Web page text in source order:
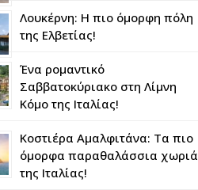
Λουκέρνη: Η πιο όμορφη πόλη
της Ελβετίας!
Ένα ρομαντικό
Σαββατοκύριακο στη Λίμνη
Κόμο της Ιταλίας!
Κοστιέρα Αμαλφιτάνα: Τα πιο
όμορφα παραθαλάσσια χωριά
της Ιταλίας!